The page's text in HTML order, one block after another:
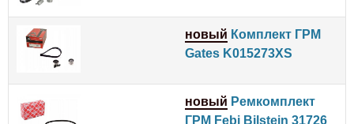
новый Комплект ГРМ
Gates K015273XS
новый Ремкомплект
ГРМ Febi Bilstein 31726